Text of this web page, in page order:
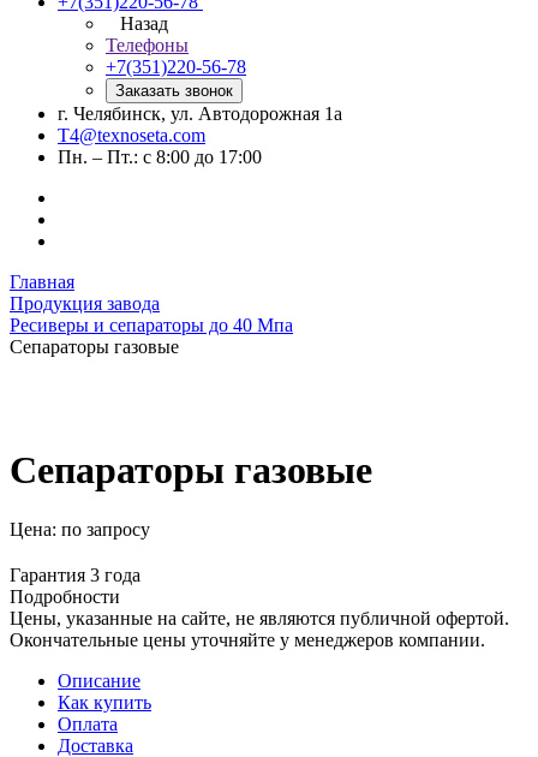
Назад
Телефоны
+7(351)220-56-78
Заказать звонок
г. Челябинск, ул. Автодорожная 1а
T4@texnoseta.com
Пн. – Пт.: с 8:00 до 17:00
Главная
Продукция завода
Ресиверы и сепараторы до 40 Мпа
Сепараторы газовые
Сепараторы газовые
Цена: по запросу
Гарантия 3 года
Подробности
Цены, указанные на сайте, не являются публичной офертой.
Окончательные цены уточняйте у менеджеров компании.
Описание
Как купить
Оплата
Доставка